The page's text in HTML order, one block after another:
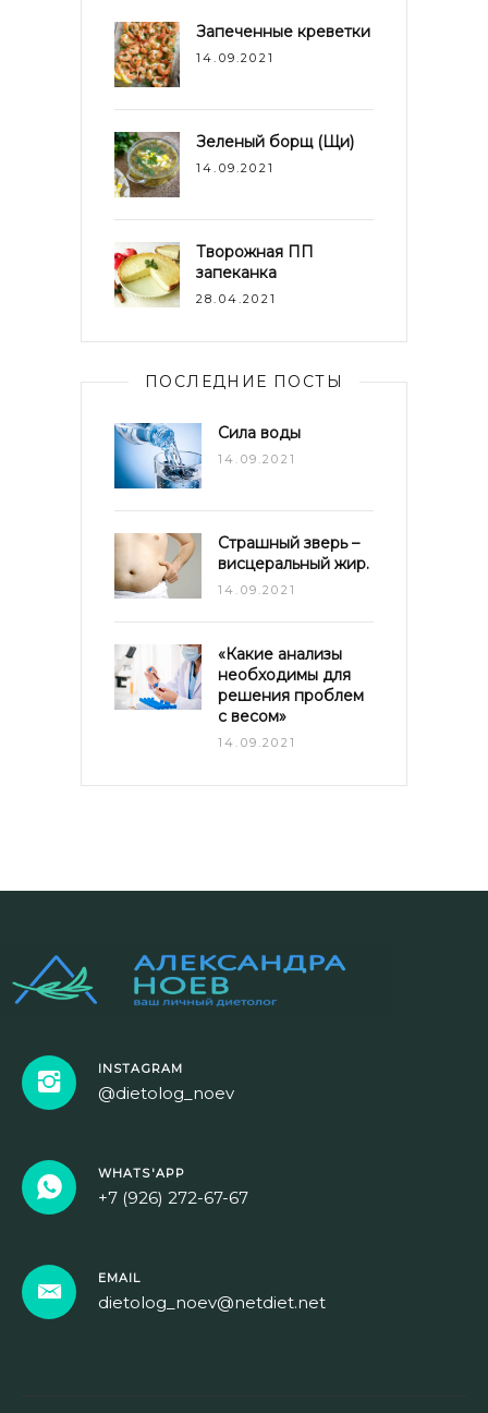
Запеченные креветки
14.09.2021
Зеленый борщ (Щи)
14.09.2021
Творожная ПП
запеканка
28.04.2021
ПОСЛЕДНИЕ ПОСТЫ
Сила воды
14.09.2021
Страшный зверь –
висцеральный жир.
14.09.2021
«Какие анализы
необходимы для
решения проблем
с весом»
14.09.2021
INSTAGRAM
@dietolog_noev
WHATS'APP
+7 (926) 272-67-67
EMAIL
dietolog_noev@netdiet.net